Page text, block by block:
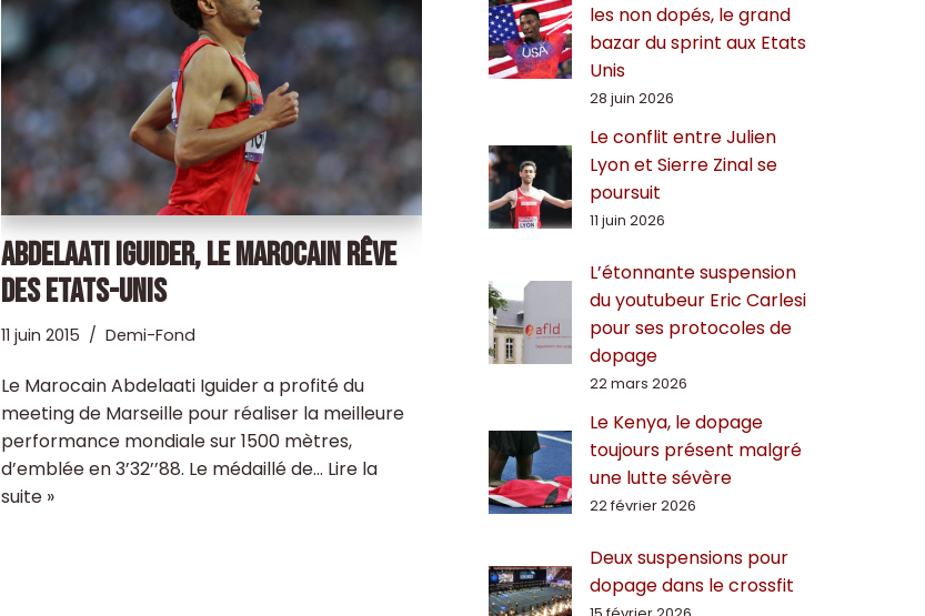
ABDELAATI IGUIDER, LE MAROCAIN RÊVE
DES ETATS-UNIS
11 juin 2015 Demi-Fond
Le Marocain Abdelaati Iguider a profité du
meeting de Marseille pour réaliser la meilleure
performance mondiale sur 1500 mètres,
d’emblée en 3’32’’88. Le médaillé de… Lire la
suite »
les non dopés, le grand
bazar du sprint aux Etats
Unis
28 juin 2026
Le conflit entre Julien
Lyon et Sierre Zinal se
poursuit
11 juin 2026
L’étonnante suspension
du youtubeur Eric Carlesi
pour ses protocoles de
dopage
22 mars 2026
Le Kenya, le dopage
toujours présent malgré
une lutte sévère
22 février 2026
Deux suspensions pour
dopage dans le crossfit